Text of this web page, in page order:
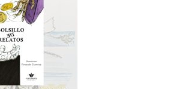
los
Juegos
Epade
2027